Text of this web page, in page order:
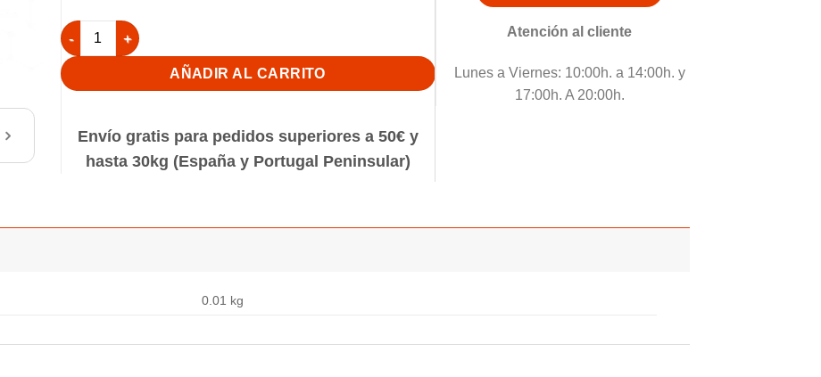
Aguja para embuchar 8cm largo Ø 1 mm Curva cantidad
AÑADIR AL CARRITO
Envío gratis para pedidos superiores a 50€ y
hasta 30kg (España y Portugal Peninsular)
Atención al cliente
Lunes a Viernes: 10:00h. a 14:00h. y
17:00h. A 20:00h.
0.01 kg